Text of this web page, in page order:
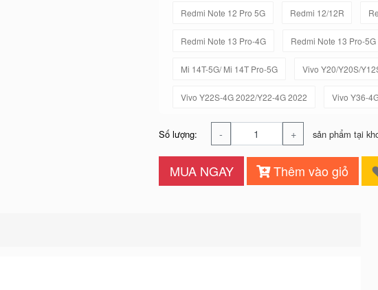
Redmi Note 12 Pro 5G Redmi 12/12R
Redmi Note 13 Pro-4G Redmi Note 13 Pro-5G
Mi 14T-5G/ Mi 14T Pro-5G Vivo Y20/Y20S/
Vivo Y22S-4G 2022/Y22-4G 2022 Vivo Y36-
Số lượng: - + sản phẩm tại
MUA NGAY Thêm vào giỏ